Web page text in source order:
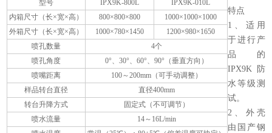
型号 IPX9K-800L
IPX9K-010L
内箱尺寸（长×宽×高）
800×800×800
1000×1000×1000
外箱尺寸（长×宽×高）
1000×780×1450
1200×980×1650
喷孔数量
4个
喷孔角度
0°、30°、60°、90°（垂直方向）
喷嘴距离
100～200mm（可手动调整）
样品转台直径
直径400mm
转台升降方式
固定式（不可调节）
喷水流量
14～16L/min
特点
1、适用
于进行产
品的
IPX9K防
水等级测
试。
2、外壳
由国产钢